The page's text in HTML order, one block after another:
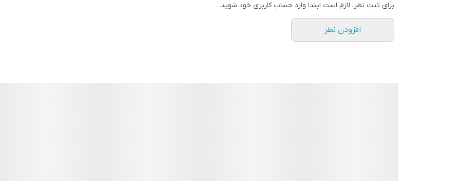
برای ثبت نظر، لازم است ابتدا وارد حساب کاربری خود شوید.
افزودن نظر